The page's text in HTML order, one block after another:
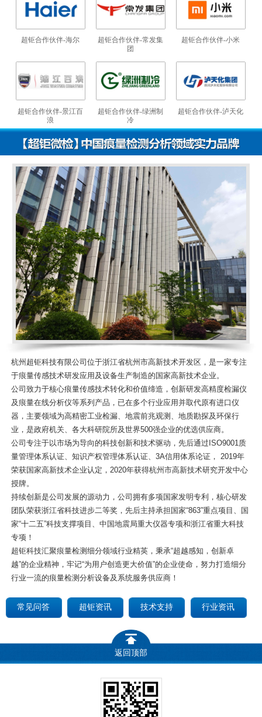
超钜合作伙伴-海尔
超钜合作伙伴-常发集
团
超钜合作伙伴-小米
超钜合作伙伴-景江百
浪
超钜合作伙伴-绿洲制
冷
超钜合作伙伴-泸天化
杭州超钜科技有限公司位于浙江省杭州市高新技术开发区，是一家专注
于痕量传感技术研发应用及设备生产制造的国家高新技术企业。
公司致力于核心痕量传感技术转化和价值缔造，创新研发高精度检漏仪
及痕量在线分析仪等系列产品，已在多个行业应用并取代原有进口仪
器，主要领域为高精密工业检漏、地震前兆观测、地质勘探及环保行
业，是政府机关、各大科研院所及世界500强企业的优选供应商。
公司专注于以市场为导向的科技创新和技术驱动，先后通过ISO9001质
量管理体系认证、知识产权管理体系认证、3A信用体系论证， 2019年
荣获国家高新技术企业认定，2020年获得杭州市高新技术研究开发中心
授牌。
持续创新是公司发展的源动力，公司拥有多项国家发明专利，核心研发
团队荣获浙江省科技进步二等奖，先后主持承担国家“863”重点项目、国
家“十二五”科技支撑项目、中国地震局重大仪器专项和浙江省重大科技
专项！
超钜科技汇聚痕量检测细分领域行业精英，秉承“超越感知，创新卓
越”的企业精神，牢记“为用户创造更大价值”的企业使命，努力打造细分
行业一流的痕量检测分析设备及系统服务供应商！
常见问答 超钜资讯 技术支持 行业资讯
返回顶部